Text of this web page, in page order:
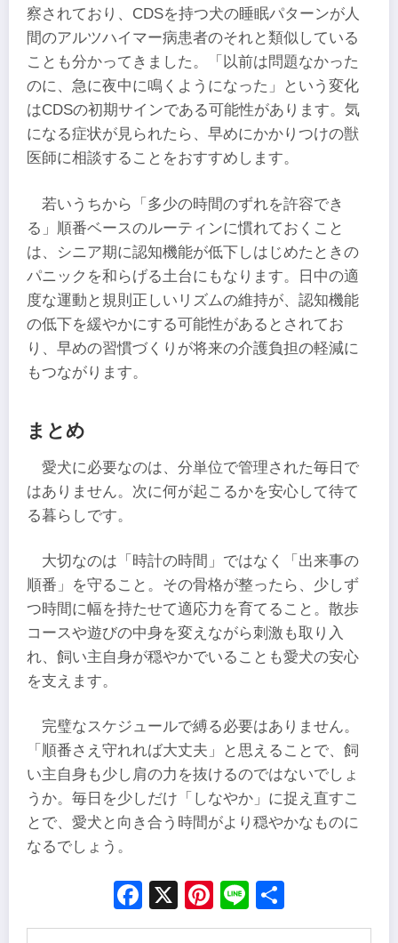
察されており、CDSを持つ犬の睡眠パターンが人
間のアルツハイマー病患者のそれと類似している
ことも分かってきました。「以前は問題なかった
のに、急に夜中に鳴くようになった」という変化
はCDSの初期サインである可能性があります。気
になる症状が見られたら、早めにかかりつけの獣
医師に相談することをおすすめします。
若いうちから「多少の時間のずれを許容でき
る」順番ベースのルーティンに慣れておくこと
は、シニア期に認知機能が低下しはじめたときの
パニックを和らげる土台にもなります。日中の適
度な運動と規則正しいリズムの維持が、認知機能
の低下を緩やかにする可能性があるとされてお
り、早めの習慣づくりが将来の介護負担の軽減に
もつながります。
まとめ
愛犬に必要なのは、分単位で管理された毎日で
はありません。次に何が起こるかを安心して待て
る暮らしです。
大切なのは「時計の時間」ではなく「出来事の
順番」を守ること。その骨格が整ったら、少しず
つ時間に幅を持たせて適応力を育てること。散歩
コースや遊びの中身を変えながら刺激も取り入
れ、飼い主自身が穏やかでいることも愛犬の安心
を支えます。
完璧なスケジュールで縛る必要はありません。
「順番さえ守れれば大丈夫」と思えることで、飼
い主自身も少し肩の力を抜けるのではないでしょ
うか。毎日を少しだけ「しなやか」に捉え直すこ
とで、愛犬と向き合う時間がより穏やかなものに
なるでしょう。
Facebook
X Pinterest
Line